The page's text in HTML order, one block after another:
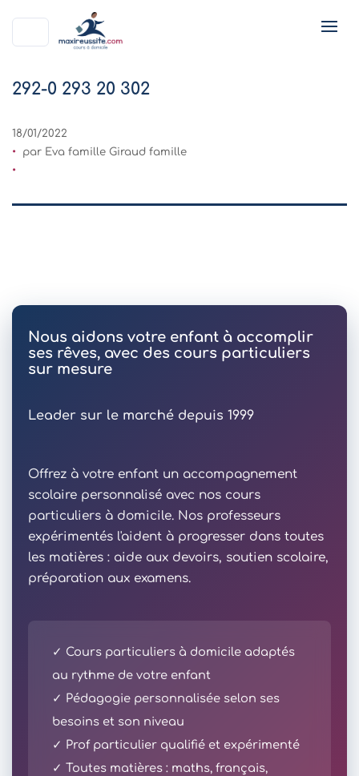
292-0 293 20 302
18/01/2022
par Eva famille Giraud famille
Nous aidons votre enfant à accomplir
ses rêves, avec des cours particuliers
sur mesure
Leader sur le marché depuis 1999
Offrez à votre enfant un accompagnement
scolaire personnalisé avec nos cours
particuliers à domicile. Nos professeurs
expérimentés l'aident à progresser dans toutes
les matières : aide aux devoirs, soutien scolaire,
préparation aux examens.
✓ Cours particuliers à domicile adaptés
au rythme de votre enfant
✓ Pédagogie personnalisée selon ses
besoins et son niveau
✓ Prof particulier qualifié et expérimenté
✓ Toutes matières : maths, français,